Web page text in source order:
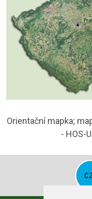
Orientační mapka;
- HOS-